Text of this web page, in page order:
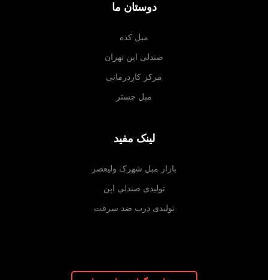
دوستان ما
مبل کده
صندلی اپن تهران
مرکز کاردرمانی
مبل چستر
لینک مفید
بازار مبل شهرک ولیعصر
تولیدی صندلی اپن
تولیدی درب ضد سرقت